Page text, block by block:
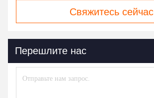
Свяжитесь сейчас
Перешлите нас